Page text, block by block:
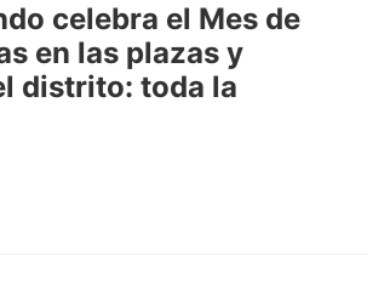
celebra el Mes de
en las plazas y
distrito: toda la